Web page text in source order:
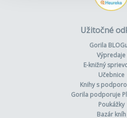
Užitočné
Gorila
Výpredaje
E-knižný
Učebnice
Knihy s
Gorila podporuje
Poukážky
Bazár kníh